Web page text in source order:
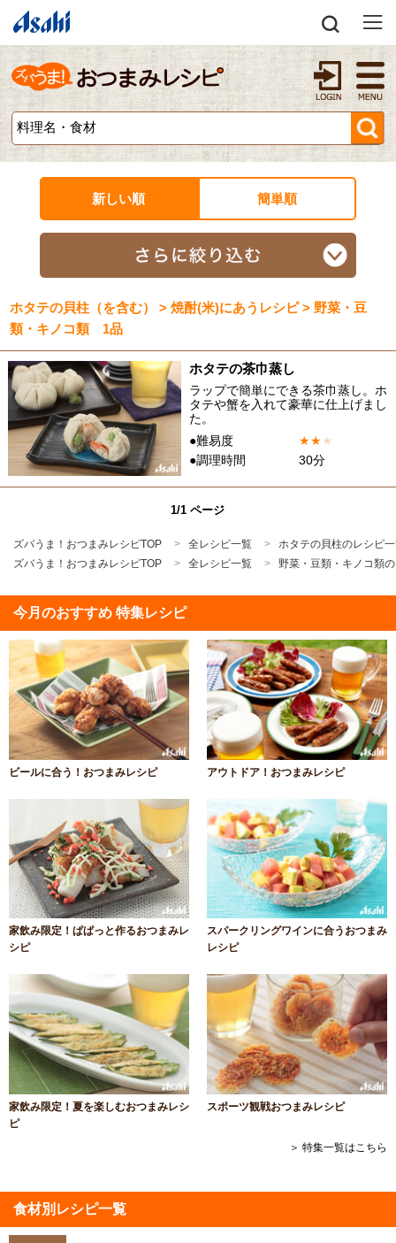
新しい順 簡単順
ホタテの貝柱（を含む） > 焼酎(米)にあうレシピ > 野菜・豆
類・キノコ類 1品
ホタテの茶巾蒸し
ラップで簡単にできる茶巾蒸し。ホ
タテや蟹を入れて豪華に仕上げまし
た。
●難易度
★★★
●調理時間
30分
1/1 ページ
ズバうま！おつまみレシピTOP 全レシピ一覧
ホタテの貝柱のレシピ
ズバうま！おつまみレシピTOP
全レシピ一覧 野菜・豆類・キノコ類
今月のおすすめ 特集レシピ
ビールに合う！おつまみレシピ アウトドア！おつまみレシピ
家飲み限定！ぱぱっと作るおつまみレ
シピ
スパークリングワインに合うおつまみ
レシピ
家飲み限定！夏を楽しむおつまみレシ
ピ
スポーツ観戦おつまみレシピ
＞ 特集一覧はこちら
食材別レシピ一覧